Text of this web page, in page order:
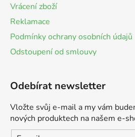
Vrácení zboží
Reklamace
Podmínky ochrany osobních údajů
Odstoupení od smlouvy
Odebírat newsletter
Vložte svůj e-mail a my vám
nových produktech na našem e-